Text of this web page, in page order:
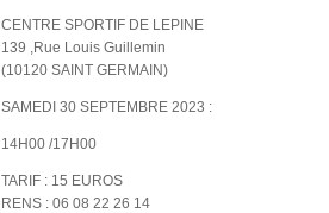
CENTRE SPORTIF DE LEPINE
139 ,Rue Louis Guillemin
(10120 SAINT GERMAIN)
SAMEDI 30 SEPTEMBRE 2023 :
14H00 /17H00
TARIF : 15 EUROS
RENS : 06 08 22 26 14